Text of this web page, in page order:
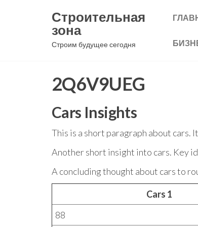
содержимому
Строительная
зона
Строим будущее сегодня
2Q6V9UEG
Cars Insights
This is a short paragraph about cars.
Another short insight into cars. Key
A concluding thought about cars to
Cars 1
88